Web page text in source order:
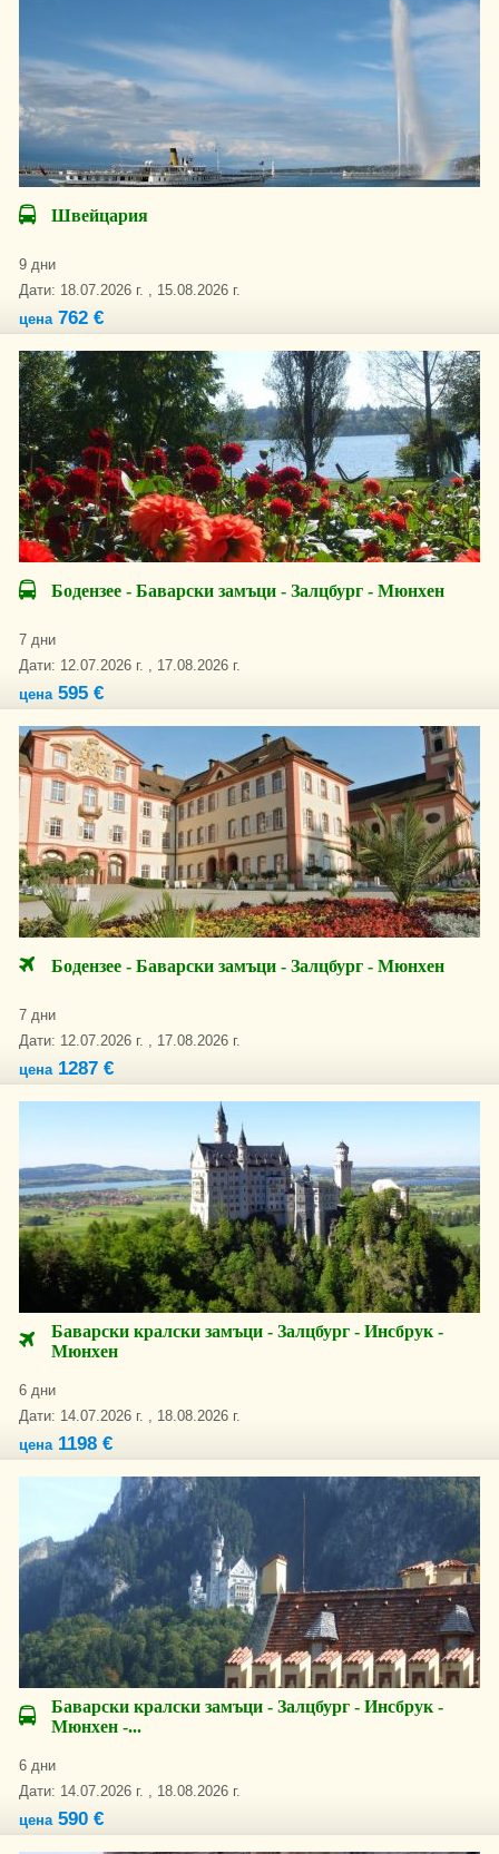
Швейцария
9 дни
Дати: 18.07.2026 г. , 15.08.2026 г.
цена762 €
Бодензее - Баварски замъци - Залцбург - Мюнхен
7 дни
Дати: 12.07.2026 г. , 17.08.2026 г.
цена595 €
Бодензеe - Баварски замъци - Залцбург - Мюнхен
7 дни
Дати: 12.07.2026 г. , 17.08.2026 г.
цена1287 €
Баварски кралски замъци - Залцбург - Инсбрук -
Мюнхен
6 дни
Дати: 14.07.2026 г. , 18.08.2026 г.
цена1198 €
Баварски кралски замъци - Залцбург - Инсбрук -
Мюнхен -...
6 дни
Дати: 14.07.2026 г. , 18.08.2026 г.
цена590 €